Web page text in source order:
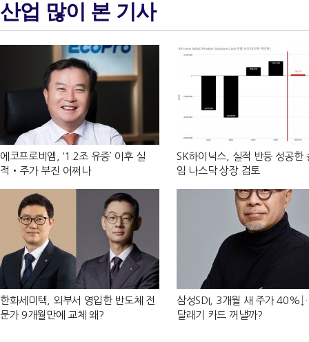
산업 많이 본 기사
에코프로비엠, ‘1.2조 유증’ 이후 실
적‧주가 부진 어쩌나
SK하이닉스, 실적 반등 성공한
임 나스닥 상장 검토
한화세미텍, 외부서 영입한 반도체 전
문가 9개월만에 교체 왜?
삼성SDI, 3개월 새 주가
달래기 카드 꺼낼까?